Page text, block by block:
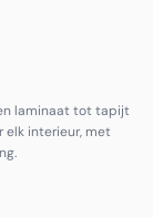
laminaat tot tapijt
elk interieur, met